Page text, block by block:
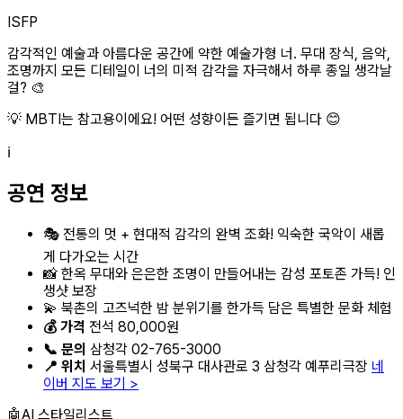
ISFP
감각적인 예술과 아름다운 공간에 약한 예술가형 너. 무대 장식, 음악,
조명까지 모든 디테일이 너의 미적 감각을 자극해서 하루 종일 생각날
걸? 🎨
💡 MBTI는 참고용이에요! 어떤 성향이든 즐기면 됩니다 😊
ℹ️
공연 정보
🎭 전통의 멋 + 현대적 감각의 완벽 조화! 익숙한 국악이 새롭
게 다가오는 시간
📸 한옥 무대와 은은한 조명이 만들어내는 감성 포토존 가득! 인
생샷 보장
💫 북촌의 고즈넉한 밤 분위기를 한가득 담은 특별한 문화 체험
💰 가격 전석 80,000원
📞 문의 삼청각 02-765-3000
📍 위치 서울특별시 성북구 대사관로 3 삼청각 예푸리극장 네
이버 지도 보기 >
🤖AI 스타일리스트